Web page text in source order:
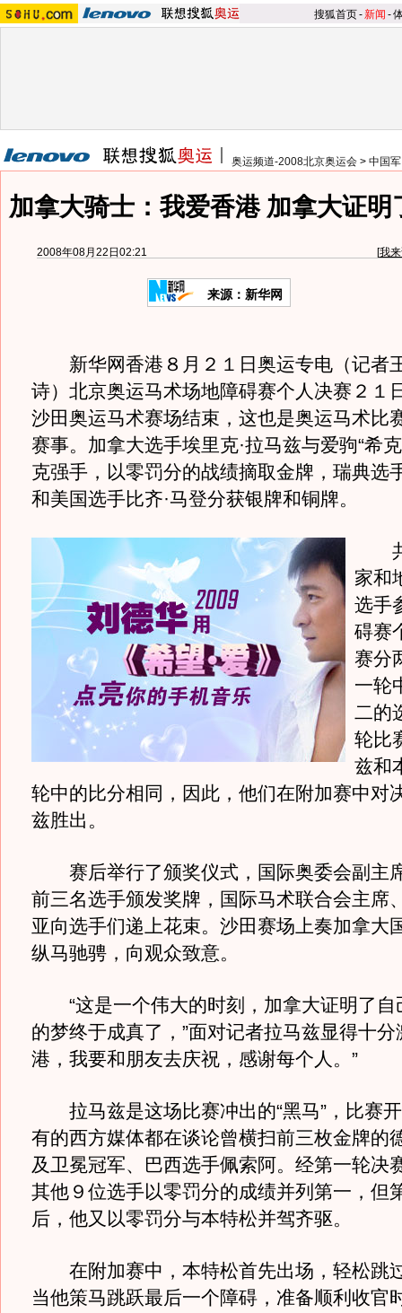
搜狐首页-新闻 -
奥运频道-2008北京奥运会 > 中国
加拿大骑士：我爱香港 加拿大证明
2008年08月22日02:21 [我
来源：新华网
新华网香港８月２１日奥运专电（记者
诗）北京奥运马术场地障碍赛个人决赛２１
沙田奥运马术赛场结束，这也是奥运马术比
赛事。加拿大选手埃里克·拉马兹与爱驹“希
克强手，以零罚分的战绩摘取金牌，瑞典选
和美国选手比齐·马登分获银牌和铜牌。
共
家和
选手
碍赛
赛分
一轮
二的
轮比
兹和
轮中的比分相同，因此，他们在附加赛中对
兹胜出。
赛后举行了颁奖仪式，国际奥委会副主
前三名选手颁发奖牌，国际马术联合会主席
亚向选手们递上花束。沙田赛场上奏加拿大
纵马驰骋，向观众致意。
“这是一个伟大的时刻，加拿大证明了自
的梦终于成真了，”面对记者拉马兹显得十分
港，我要和朋友去庆祝，感谢每个人。”
拉马兹是这场比赛冲出的“黑马”，比赛
有的西方媒体都在谈论曾横扫前三枚金牌的
及卫冕冠军、巴西选手佩索阿。经第一轮决
其他９位选手以零罚分的成绩并列第一，但
后，他又以零罚分与本特松并驾齐驱。
在附加赛中，本特松首先出场，轻松跳
当他策马跳跃最后一个障碍，准备顺利收官